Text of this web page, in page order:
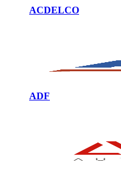
ACDELCO
ADF